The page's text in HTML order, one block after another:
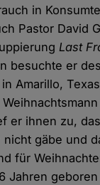
in
Pastor David
Last
besuchte er
Amarillo,
er ihnen zu,
nicht gäbe und
für
Jahren